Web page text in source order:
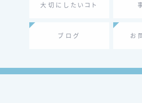
大切にしたいコト
ブログ お